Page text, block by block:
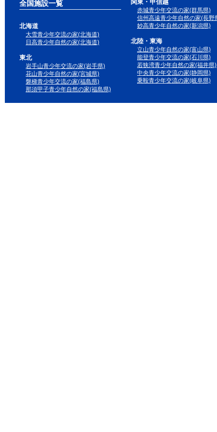
全国施設一覧
北海道
大雪青少年交流の家(北海道)
日高青少年自然の家(北海道)
東北
岩手山青少年交流の家(岩手県)
花山青少年自然の家(宮城県)
磐梯青少年交流の家(福島県)
那須甲子青少年自然の家(福島県)
関東・甲信越
赤城青少年交流の家(群馬県)
信州高遠青少年自然の家(長野
妙高青少年自然の家(新潟県)
北陸・東海
立山青少年自然の家(富山県)
能登青少年交流の家(石川県)
若狭湾青少年自然の家(福井県)
中央青少年交流の家(静岡県)
乗鞍青少年交流の家(岐阜県)